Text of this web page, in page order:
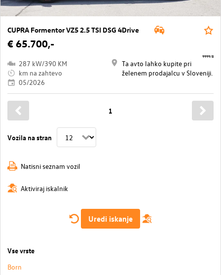
CUPRA Formentor VZ5 2.5 TSI DSG 4Drive
€ 65.700,-
287 kW/390 KM
km na zahtevo
05/2026
Ta avto lahko kupite pri
želenem prodajalcu v Sloveniji.
9999/8
Vozila na stran
1
Natisni seznam vozil
Aktiviraj iskalnik
Uredi iskanje
Vse vrste
Born